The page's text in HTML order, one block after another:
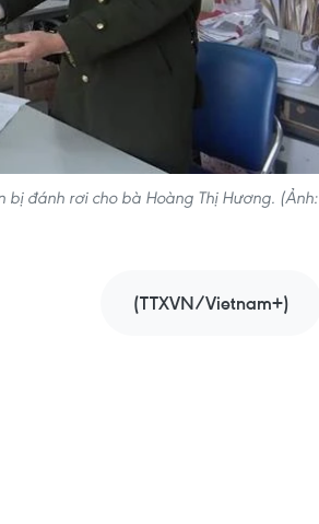
đánh rơi cho bà Hoàng Thị Hương. (Ảnh:
(TTXVN/Vietnam+)